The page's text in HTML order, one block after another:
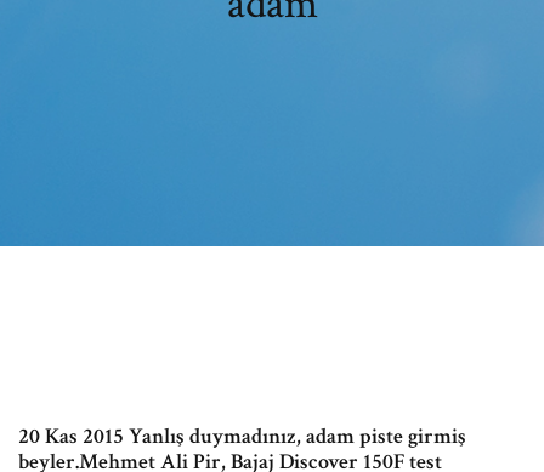
20 Kas 2015 Yanlış duymadınız, adam piste girmiş
beyler.Mehmet Ali Pir, Bajaj Discover 150F test